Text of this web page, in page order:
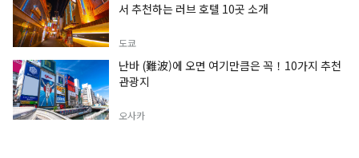
서 추천하는 러브 호텔 10곳 소개
도쿄
난바 (難波)에 오면 여기만큼은 꼭！10가지 추천
관광지
오사카